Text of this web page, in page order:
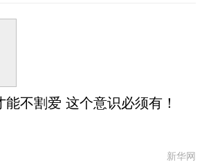
能不割爱 这个意识必须有！
新华网